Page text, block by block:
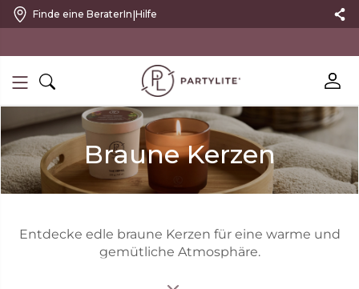
Finde eine BeraterIn|Hilfe
Braune Kerzen
Entdecke edle braune Kerzen für eine warme und
gemütliche Atmosphäre.